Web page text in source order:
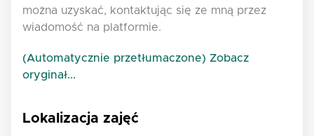
można uzyskać, kontaktując się ze mną przez
wiadomość na platformie.
(Automatycznie przetłumaczone) Zobacz
oryginał...
Lokalizacja zajęć